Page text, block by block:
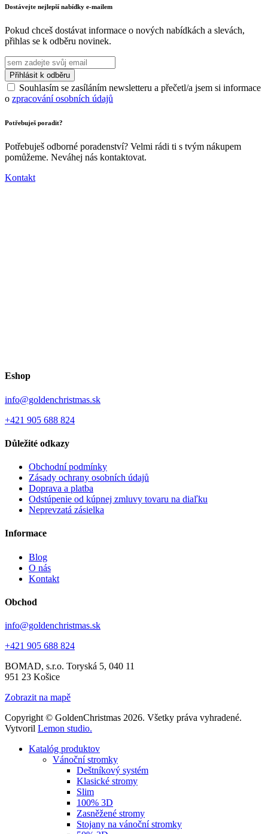
Dostávejte nejlepší nabídky e-mailem
Pokud chceš dostávat informace o nových nabídkách a slevách,
přihlas se k odběru novinek.
Souhlasím se zasíláním newsletteru a přečetl/a jsem si informace
o zpracování osobních údajů
Potřebuješ poradit?
Potřebuješ odborné poradenství? Velmi rádi ti s tvým nákupem
pomůžeme. Neváhej nás kontaktovat.
Kontakt
Eshop
info@goldenchristmas.sk
+421 905 688 824
Důležité odkazy
Obchodní podmínky
Zásady ochrany osobních údajů
Doprava a platba
Odstúpenie od kúpnej zmluvy tovaru na diaľku
Neprevzatá zásielka
Informace
Blog
O nás
Kontakt
Obchod
info@goldenchristmas.sk
+421 905 688 824
BOMAD, s.r.o. Toryská 5, 040 11
951 23 Košice
Zobrazit na mapě
Copyright © GoldenChristmas 2026. Všetky práva vyhradené.
Vytvoril Lemon studio.
Katalóg produktov
Vánoční stromky
Deštníkový systém
Klasické stromy
Slim
100% 3D
Zasněžené stromy
Stojany na vánoční stromky